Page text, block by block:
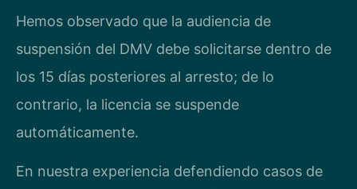
Hemos observado que la audiencia de
suspensión del DMV debe solicitarse dentro de
los 15 días posteriores al arresto; de lo
contrario, la licencia se suspende
automáticamente.
En nuestra experiencia defendiendo casos de